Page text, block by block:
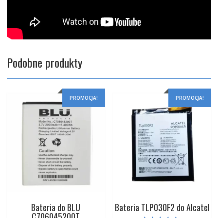
Podobne produkty
PROMOCJA!
Bateria do BLU
PROMOCJA!
Bateria TLP030F2 do Alcatel